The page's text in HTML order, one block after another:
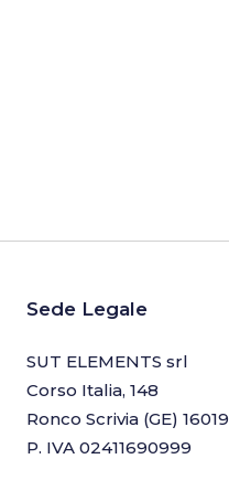
Sede Legale
SUT ELEMENTS srl
Corso Italia, 148
Ronco Scrivia (GE) 16019
P. IVA 02411690999